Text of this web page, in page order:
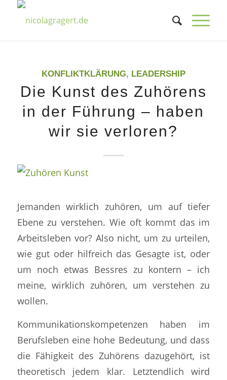
KONFLIKTKLÄRUNG, LEADERSHIP
Die Kunst des Zuhörens
in der Führung – haben
wir sie verloren?
Jemanden wirklich zuhören, um auf tiefer
Ebene zu verstehen. Wie oft kommt das im
Arbeitsleben vor? Also nicht, um zu urteilen,
wie gut oder hilfreich das Gesagte ist, oder
um noch etwas Bessres zu kontern – ich
meine, wirklich zuhören, um verstehen zu
wollen.
Kommunikationskompetenzen haben im
Berufsleben eine hohe Bedeutung, und dass
die Fähigkeit des Zuhörens dazugehört, ist
theoretisch jedem klar. Letztendlich wird